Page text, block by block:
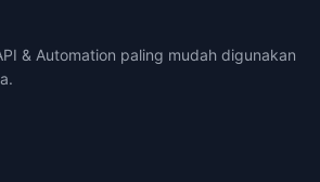
& Automation paling mudah digunakan